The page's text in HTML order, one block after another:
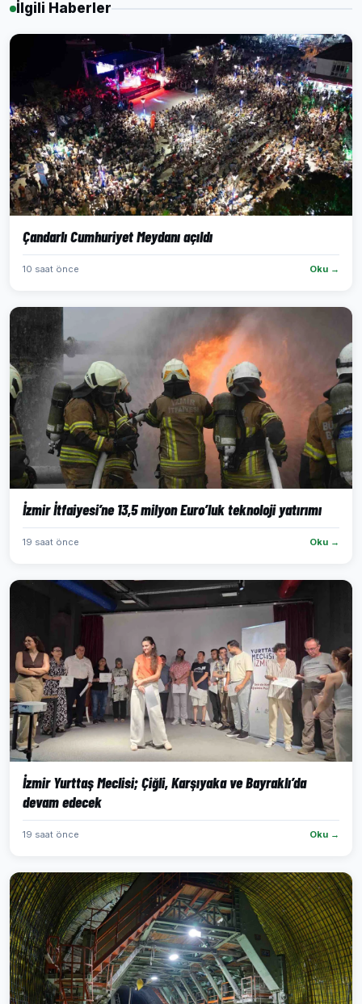
İlgili Haberler
Çandarlı Cumhuriyet Meydanı açıldı
10 saat önce Oku →
İzmir İtfaiyesi’ne 13,5 milyon Euro’luk teknoloji yatırımı
19 saat önce Oku →
İzmir Yurttaş Meclisi; Çiğli, Karşıyaka ve Bayraklı’da
devam edecek
19 saat önce Oku →